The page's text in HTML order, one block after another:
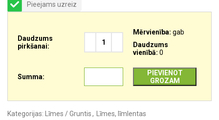
Pieejams uzreiz
Daudzums
pirkšanai:
Mērvienība: gab
Daudzums
vienībā: 0
Summa:
PIEVIENOT
GROZAM
Kategorijas: Līmes / Gruntis,
Līmes, līmlentas